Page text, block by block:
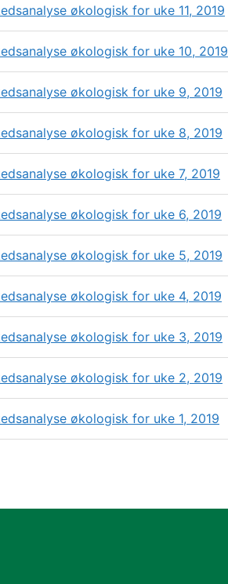
økologisk for uke 11, 2019
økologisk for uke 10, 2019
økologisk for uke 9, 2019
økologisk for uke 8, 2019
økologisk for uke 7, 2019
økologisk for uke 6, 2019
økologisk for uke 5, 2019
økologisk for uke 4, 2019
økologisk for uke 3, 2019
økologisk for uke 2, 2019
økologisk for uke 1, 2019